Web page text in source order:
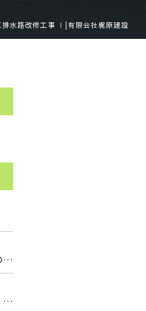
排水路改修工事 Ⅰ|有限会社梶原建設
建設技能者を大切にする企業の自主宣言（高知県安芸市 有限会社梶原建設）
地域防災訓練（高知県安芸市 有限会社梶原建設）